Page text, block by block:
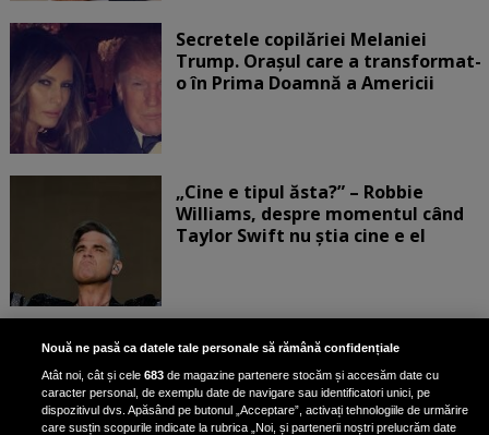
Secretele copilăriei Melaniei
Trump. Orașul care a transformat-
o în Prima Doamnă a Americii
„Cine e tipul ăsta?” – Robbie
Williams, despre momentul când
Taylor Swift nu știa cine e el
Bruce Dickinson, solistul trupei
Iron Maiden, şi-a arătat talentul
de scrimer la un concurs în Franţa
Nouă ne pasă ca datele tale personale să rămână confidențiale
Atât noi, cât și cele683 de magazine partenere stocăm și accesăm date cu
caracter personal, de exemplu date de navigare sau identificatori unici, pe
dispozitivul dvs. Apăsând pe butonul „Acceptare”, activați tehnologiile de urmărire
care susțin scopurile indicate la rubrica „Noi, și partenerii noștri prelucrăm date